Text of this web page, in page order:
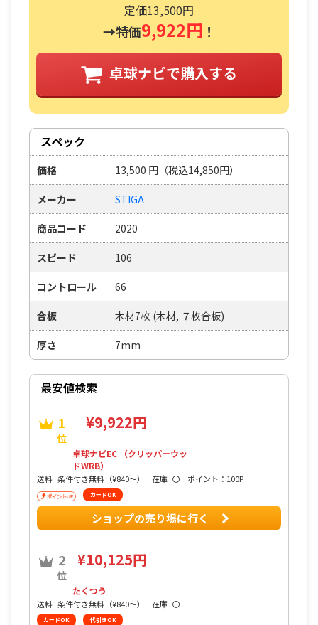
定価13,500円
→特価9,922円 ！
卓球ナビで購入する
スペック
価格 13,500 円 （税込14,850円）
メーカー STIGA
商品コード 2020
スピード 106
コントロール 66
合板 木材7枚 (木材, ７枚合板)
厚さ 7mm
最安値検索
1
位
¥9,922円
卓球ナビEC （クリッパーウッ
ドWRB）
送料 : 条件付き無料（¥840〜） 在庫 : 〇 ポイント：100P
カードOK
ショップの売り場に行く
2
位
¥10,125円
たくつう
送料 : 条件付き無料（¥840〜） 在庫 : 〇
カードOK 代引きOK